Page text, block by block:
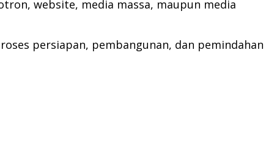
website, media massa, maupun media
persiapan, pembangunan, dan pemindahan